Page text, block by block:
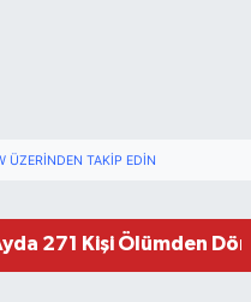
ÜZERINDEN TAKIP EDIN
271 Kişi Ölümden